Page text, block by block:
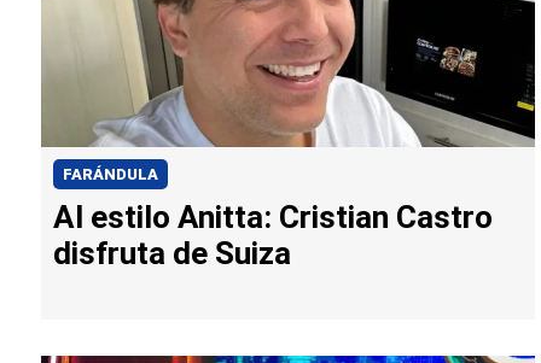
FARÁNDULA
Al estilo Anitta: Cristian Castro
disfruta de Suiza